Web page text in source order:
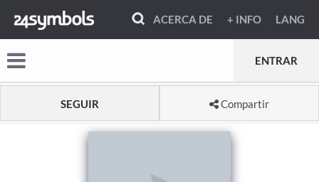
ACERCA DE + INFO LANG
ENTRAR
SEGUIR Compartir